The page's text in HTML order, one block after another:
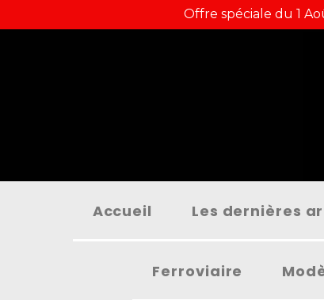
Offre spéciale du 1
Accueil Les dernières
Ferroviaire